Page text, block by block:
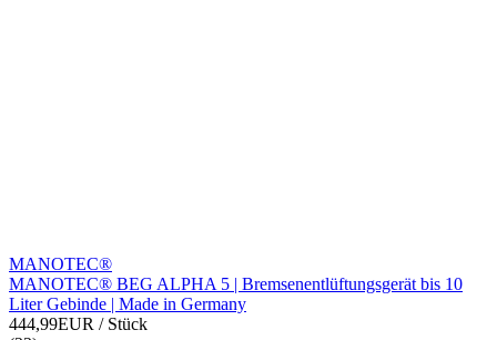
MANOTEC®
MANOTEC® BEG ALPHA 5 | Bremsenentlüftungsgerät bis 10
Liter Gebinde | Made in Germany
444,99EUR / Stück